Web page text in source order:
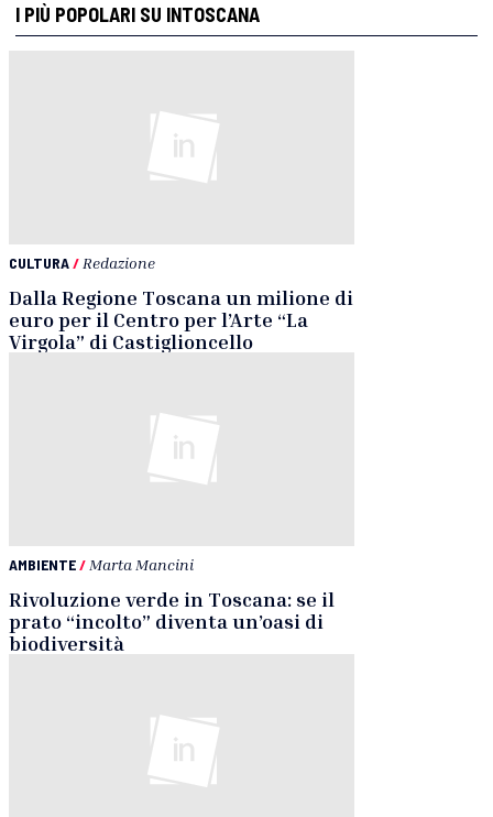
I PIÙ POPOLARI SU INTOSCANA
CULTURA/ Redazione
Dalla Regione Toscana un milione di
euro per il Centro per l’Arte “La
Virgola” di Castiglioncello
AMBIENTE/Marta Mancini
Rivoluzione verde in Toscana: se il
prato “incolto” diventa un’oasi di
biodiversità